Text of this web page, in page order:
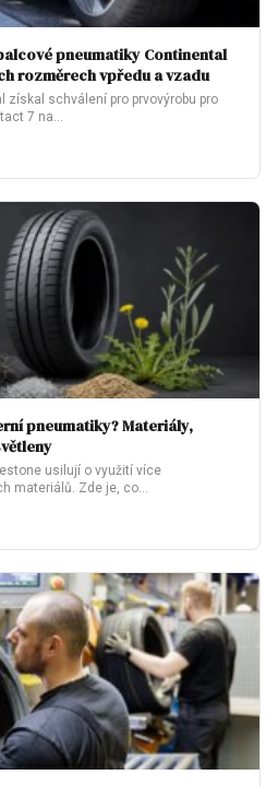
pneumatiky Continental
rozměrech vpředu a vzadu
získal schválení pro prvovýrobu pro
7 na…
pneumatiky? Materiály,
usilují o využití více
materiálů. Zde je, co…